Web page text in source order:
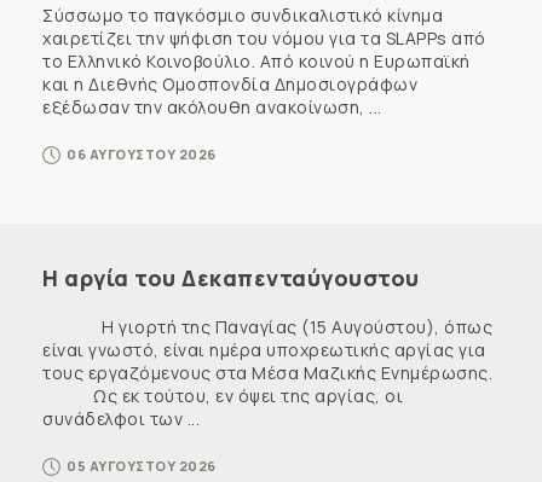
Σύσσωμο το παγκόσμιο συνδικαλιστικό κίνημα
χαιρετίζει την ψήφιση του νόμου για τα SLAPPs από
το Ελληνικό Κοινοβούλιο. Από κοινού η Ευρωπαϊκή
και η Διεθνής Ομοσπονδία Δημοσιογράφων
εξέδωσαν την ακόλουθη ανακοίνωση, ...
06 ΑΥΓΟΥΣΤΟΥ 2026
Η αργία του Δεκαπενταύγουστου
Η γιορτή της Παναγίας (15 Αυγούστου), όπως
είναι γνωστό, είναι ημέρα υποχρεωτικής αργίας για
τους εργαζόμενους στα Μέσα Μαζικής Ενημέρωσης.
Ως εκ τούτου, εν όψει της αργίας, οι
συνάδελφοι των ...
05 ΑΥΓΟΥΣΤΟΥ 2026